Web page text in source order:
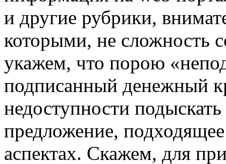
и другие рубрики,
которыми, не сложность
укажем, что порою
подписанный денежный
недоступности
предложение,
аспектах. Скажем, для